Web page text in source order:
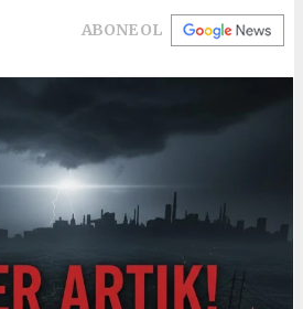
ABONE OL